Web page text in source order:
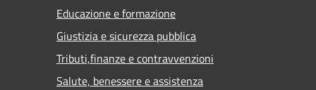
Educazione e formazione
Giustizia e sicurezza pubblica
Tributi,finanze e contravvenzioni
Salute, benessere e assistenza